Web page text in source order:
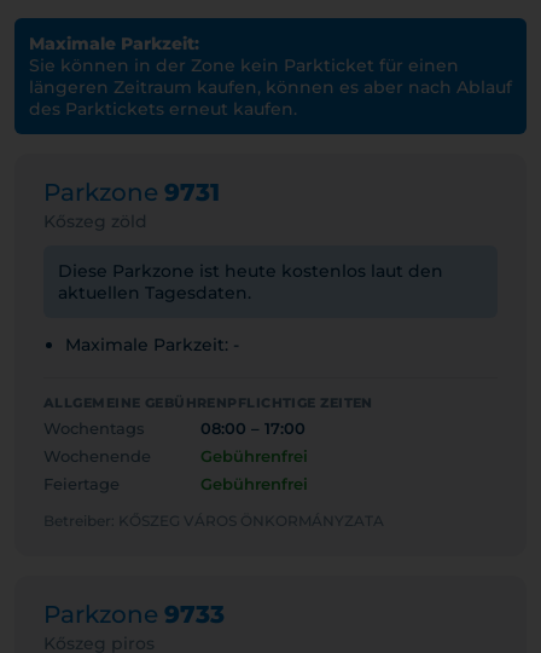
Maximale Parkzeit:
Sie können in der Zone kein Parkticket für einen
längeren Zeitraum kaufen, können es aber nach Ablauf
des Parktickets erneut kaufen.
Parkzone 9731
Kőszeg zöld
Diese Parkzone ist heute kostenlos laut den
aktuellen Tagesdaten.
Maximale Parkzeit: -
ALLGEMEINE GEBÜHRENPFLICHTIGE ZEITEN
Wochentags
08:00 – 17:00
Wochenende
Gebührenfrei
Feiertage
Gebührenfrei
Betreiber: KŐSZEG VÁROS ÖNKORMÁNYZATA
Parkzone 9733
Kőszeg piros